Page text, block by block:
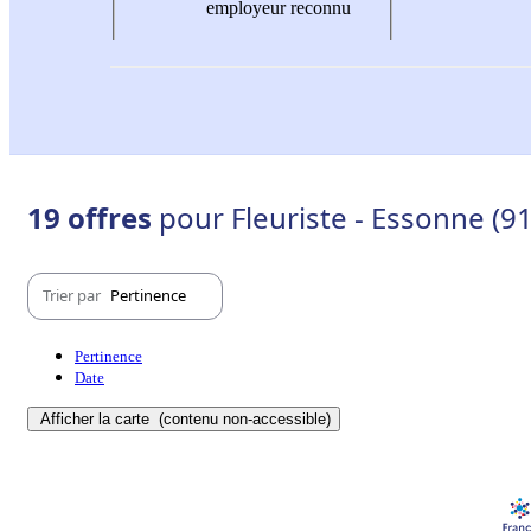
employeur reconnu
19 offres pour Fleuriste - Essonne
Trier par Pertinence
Pertinence
Date
Afficher la carte (contenu non-accessible)